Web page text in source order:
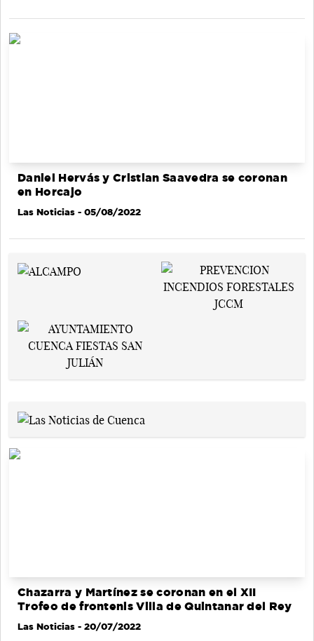
Daniel Hervás y Cristian Saavedra se coronan
en Horcajo
Las Noticias - 05/08/2022
Chazarra y Martínez se coronan en el XII
Trofeo de frontenis Villa de Quintanar del Rey
Las Noticias - 20/07/2022